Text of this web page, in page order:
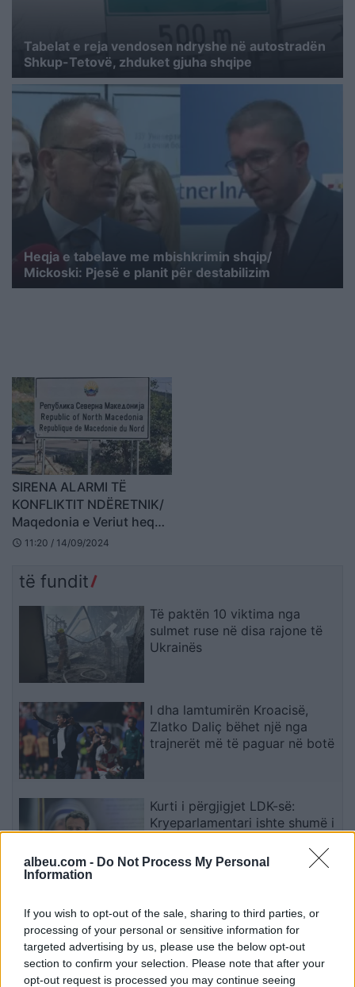
albeu.com - Do Not Process My Personal
Information
If you wish to opt-out of the sale, sharing to third parties, or
processing of your personal or sensitive information for
targeted advertising by us, please use the below opt-out
section to confirm your selection. Please note that after your
opt-out request is processed you may continue seeing
Tabelat e reja vendosen ndryshe në autostradën
Shkup-Tetovë, zhduket gjuha shqipe
Heqja e tabelave me mbishkrimin shqip/
Mickoski: Pjesë e planit për destabilizim
SIRENA ALARMI TË
KONFLIKTIT NDËRETNIK/
Maqedonia e Veriut heq
gjuhën shqipe në tabelat
schedule 11:20 / 14/09/2024
të fundit
Të paktën 10 viktima nga
sulmet ruse në disa rajone të
Ukrainës
I dha lamtumirën Kroacisë,
Zlatko Daliç bëhet një nga
trajnerët më të paguar në botë
Kurti i përgjigjet LDK-së:
Kryeparlamentari ishte shumë i
presidenti duhet të zgjidhet me
konsensus
fjalimin e Kurtit në Kuvend për
institucionet, presidentin dhe
mundësinë e zgjedhjeve të reja